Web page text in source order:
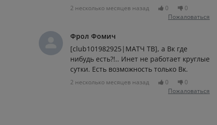
2 несколько месяцев назад 0
0
Пожаловаться
Фрол Фомич
[club101982925|МАТЧ ТВ], а Вк где
нибудь есть?!.. Инет не работает круглые
сутки. Есть возможность только Вк.
2 несколько месяцев назад 0
0
Пожаловаться